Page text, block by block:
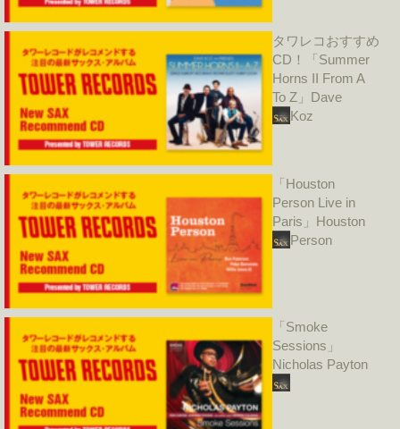
タワレコおすすめ
CD！「Summer
Horns II From A
To Z」Dave
Koz
「Houston
Person Live in
Paris」Houston
Person
「Smoke
Sessions」
Nicholas Payton